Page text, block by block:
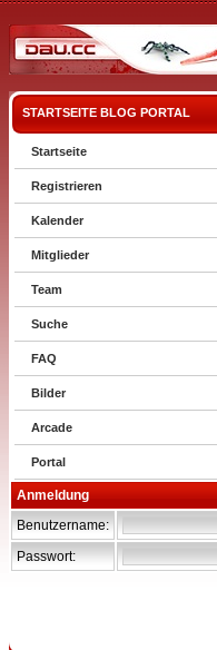
STARTSEITE BLOG PORTAL
Startseite
Registrieren
Kalender
Mitglieder
Team
Suche
FAQ
Bilder
Arcade
Portal
Anmeldung
Benutzername:
Passwort: